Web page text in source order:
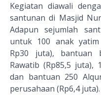
Kegiatan diawali
santunan di Masjid
Adapun sejumlah
untuk 100 anak
Rp30 juta), bantuan
Rawatib (Rp85,5 juta),
dan bantuan 250
perusahaan (Rp6,4 juta).